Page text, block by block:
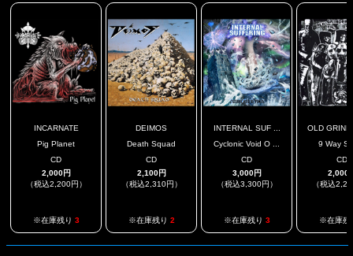
INCARNATE
Pig Planet
CD
2,000円
（税込2,200円）
※在庫残り 3
DEIMOS
Death Squad
CD
2,100円
（税込2,310円）
※在庫残り 2
INTERNAL SUF ...
Cyclonic Void O ...
CD
3,000円
（税込3,300円）
※在庫残り 3
OLD
9 Way
CD
2,000
（税込
※在庫残